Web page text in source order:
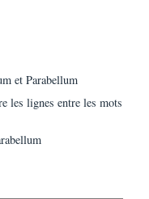
et Parabellum
les lignes entre les mots